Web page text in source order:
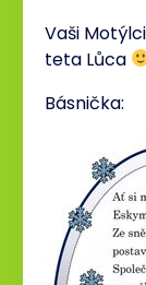
Vaši
teta Lůca
Básnička: